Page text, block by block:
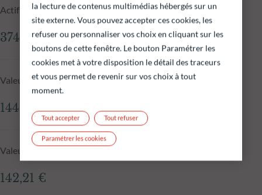
Actif net du fonds au 04.08.2026
374,14 M€
Valeur liquidative au 04.08.2026
144,29 €
Valeur liquidative J-1
142,21 €
la lecture de contenus multimédias hébergés sur un
site externe. Vous pouvez accepter ces cookies, les
refuser ou personnaliser vos choix en cliquant sur les
boutons de cette fenêtre. Le bouton Paramétrer les
cookies met à votre disposition le détail des traceurs
et vous permet de revenir sur vos choix à tout
moment.
Tout refuser
Tout accepter
Paramétrer les cookies